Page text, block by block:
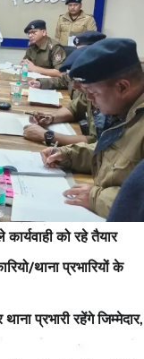
को रहे तैयार
थाना प्रभारियों के
प्रभारी रहेंगे जिम्मेदार,